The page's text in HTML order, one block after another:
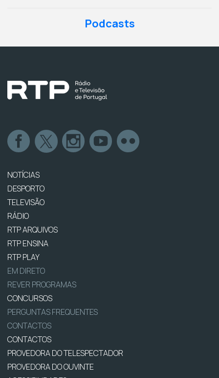
Podcasts
NOTÍCIAS
DESPORTO
TELEVISÃO
RÁDIO
RTP ARQUIVOS
RTP ENSINA
RTP PLAY
EM DIRETO
REVER PROGRAMAS
CONCURSOS
PERGUNTAS FREQUENTES
CONTACTOS
CONTACTOS
PROVEDORA DO TELESPECTADOR
PROVEDORA DO OUVINTE